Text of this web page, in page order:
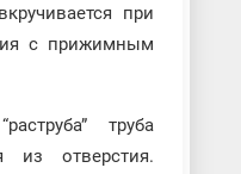
при
с прижимным
труба
из отверстия.